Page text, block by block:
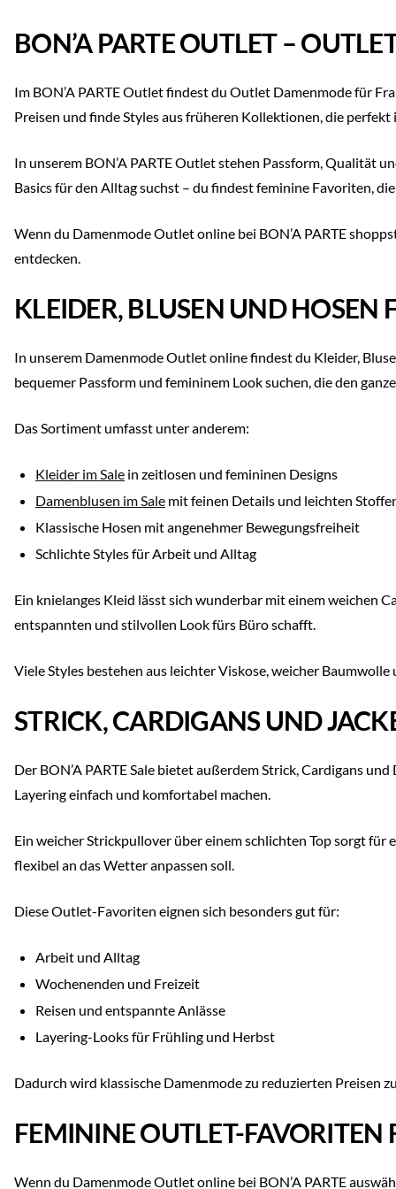
BON’A PARTE OUTLET –
Im BON’A PARTE Outlet findest du Outlet Damenmode für
Preisen und finde Styles aus früheren Kollektionen, die
In unserem BON’A PARTE Outlet stehen Passform, Qualität
Basics für den Alltag suchst – du findest feminine Favoriten,
Wenn du Damenmode Outlet online bei BON’A PARTE
entdecken.
KLEIDER, BLUSEN UND HOSEN
In unserem Damenmode Outlet online findest du Kleider,
bequemer Passform und femininem Look suchen, die den
Das Sortiment umfasst unter anderem:
Kleider im Sale in zeitlosen und femininen Designs
Damenblusen im Sale mit feinen Details und leichten
Klassische Hosen mit angenehmer Bewegungsfreiheit
Schlichte Styles für Arbeit und Alltag
Ein knielanges Kleid lässt sich wunderbar mit einem weichen
entspannten und stilvollen Look fürs Büro schafft.
Viele Styles bestehen aus leichter Viskose, weicher
STRICK, CARDIGANS UND
Der BON’A PARTE Sale bietet außerdem Strick, Cardigans
Layering einfach und komfortabel machen.
Ein weicher Strickpullover über einem schlichten Top sorgt für
flexibel an das Wetter anpassen soll.
Diese Outlet-Favoriten eignen sich besonders gut für:
Arbeit und Alltag
Wochenenden und Freizeit
Reisen und entspannte Anlässe
Layering-Looks für Frühling und Herbst
Dadurch wird klassische Damenmode zu reduzierten Preisen
FEMININE OUTLET-FAVORITEN
Wenn du Damenmode Outlet online bei BON’A PARTE